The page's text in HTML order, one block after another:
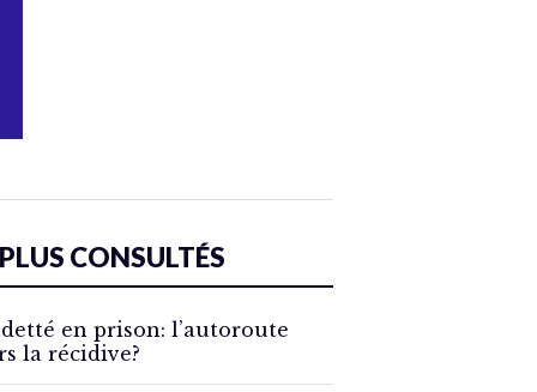
CONSULTÉS
en prison: l’autoroute
la récidive?